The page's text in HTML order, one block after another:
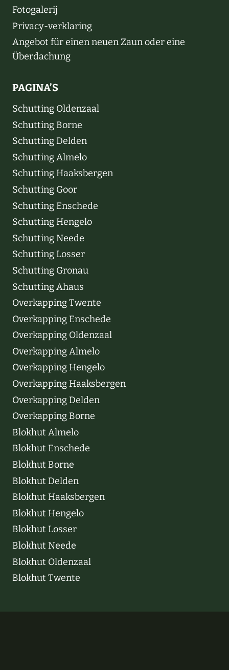
Fotogalerij
Privacy-verklaring
Angebot für einen neuen Zaun oder eine
Überdachung
PAGINA’S
Schutting Oldenzaal
Schutting Borne
Schutting Delden
Schutting Almelo
Schutting Haaksbergen
Schutting Goor
Schutting Enschede
Schutting Hengelo
Schutting Neede
Schutting Losser
Schutting Gronau
Schutting Ahaus
Overkapping Twente
Overkapping Enschede
Overkapping Oldenzaal
Overkapping Almelo
Overkapping Hengelo
Overkapping Haaksbergen
Overkapping Delden
Overkapping Borne
Blokhut Almelo
Blokhut Enschede
Blokhut Borne
Blokhut Delden
Blokhut Haaksbergen
Blokhut Hengelo
Blokhut Losser
Blokhut Neede
Blokhut Oldenzaal
Blokhut Twente